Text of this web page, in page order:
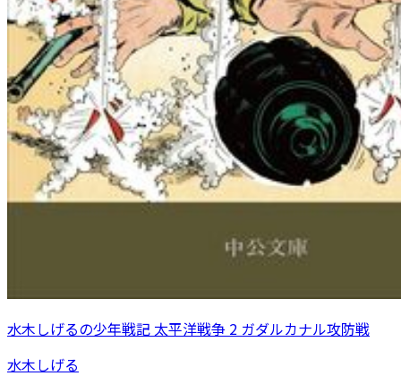
水木しげるの少年戦記 太平洋戦争 2 ガダルカナル攻防戦
水木しげる